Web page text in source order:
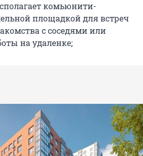
комьюнити-
площадкой для встреч
с соседями или
на удаленке;